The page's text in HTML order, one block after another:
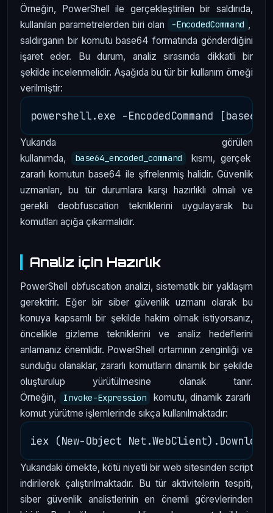
Örneğin, PowerShell ile gerçekleştirilen bir saldırıda,
kullanılan parametrelerden biri olan
-EncodedCommand ,
saldırganın bir komutu base64 formatında gönderdiğini
işaret eder. Bu durum, analiz sırasında dikkatli bir
şekilde incelenmelidir. Aşağıda bu tür bir kullanım örneği
verilmiştir:
Yukarıda görülen
kullanımda,
base64_encoded_command
kısmı, gerçek
zararlı komutun base64 ile şifrelenmiş halidir. Güvenlik
uzmanları, bu tür durumlara karşı hazırlıklı olmalı ve
gerekli deobfuscation tekniklerini uygulayarak bu
komutları açığa çıkarmalıdır.
Analiz İçin Hazırlık
PowerShell obfuscation analizi, sistematik bir yaklaşım
gerektirir. Eğer bir siber güvenlik uzmanı olarak bu
konuya kapsamlı bir şekilde hakim olmak istiyorsanız,
öncelikle gizleme tekniklerini ve analiz hedeflerini
anlamanız önemlidir. PowerShell ortamının zenginliği ve
sunduğu olanaklar, zararlı komutların dinamik bir şekilde
oluşturulup yürütülmesine olanak tanır.
Örneğin,
Invoke-Expression
komutu, dinamik zararlı
komut yürütme işlemlerinde sıkça kullanılmaktadır:
Yukarıdaki örnekte, kötü niyetli bir web sitesinden script
indirilerek çalıştırılmaktadır. Bu tür aktivitelerin tespiti,
siber güvenlik analistlerinin en önemli görevlerinden